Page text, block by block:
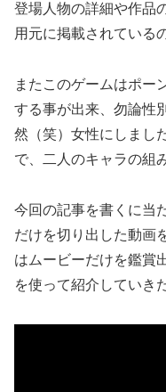
登場人物の詳細や作品
用元に掲載されている
またこのゲームはポー
する事が出来、勿論性
然（笑）女性にしまし
で、二人のキャラの組
今回の記事を書くに当
だけを切り出した動画
はムービーだけを鑑賞
を使って紹介していき